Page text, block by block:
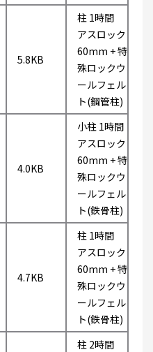
5.8KB
柱 1時間
アスロック
60mm + 特
殊ロックウ
ールフェル
ト(鋼管柱)
4.0KB
小柱 1時間
アスロック
60mm + 特
殊ロックウ
ールフェル
ト(鉄骨柱)
4.7KB
柱 1時間
アスロック
60mm + 特
殊ロックウ
ールフェル
ト(鉄骨柱)
柱 2時間